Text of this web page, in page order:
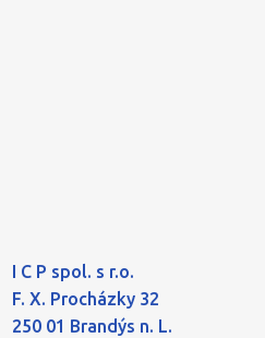
I C P spol. s r.o.
F. X. Procházky 32
250 01 Brandýs n. L.